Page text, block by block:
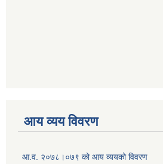
आय व्यय विवरण
आ.व. २०७८।०७९ को आय व्ययको विवरण